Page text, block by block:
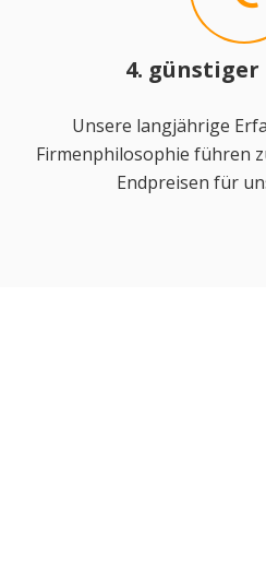
4. günstiger
Unsere langjährige
Firmenphilosophie führen
Endpreisen für